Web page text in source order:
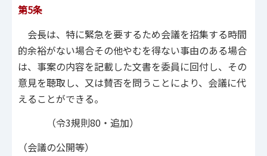
第5条
会長は、特に緊急を要するため会議を招集する時間
的余裕がない場合その他やむを得ない事由のある場合
は、事案の内容を記載した文書を委員に回付し、その
意見を聴取し、又は賛否を問うことにより、会議に代
えることができる。
（令3規則80・追加）
（会議の公開等）